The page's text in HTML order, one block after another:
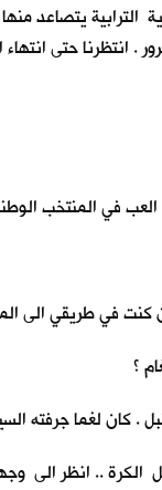
الترابية يتصاعد
. انتظرنا حتى
في المنتخب
كنت في طريقي الى
؟
. كان لغما جرفته
الكرة .. انظر الى